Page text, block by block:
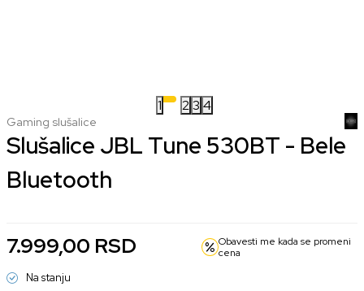
1 23 4
Gaming slušalice
Slušalice JBL Tune 530BT - Bele
Bluetooth
7.999,00 RSD
Obavesti me kada se promeni
cena
Na stanju